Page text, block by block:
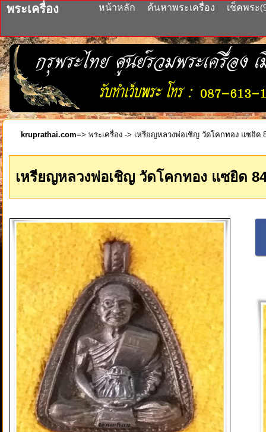
พระเครื่อง หน้าหลัก ค้นหาพระเครื่อง เช็คพระ
kruprathai.com=> พระเครื่อง -> เหรียญหลวงพ่อเชิญ วัดโคกทอง แซยิด
เหรียญหลวงพ่อเชิญ วัดโคกทอง แซยิด